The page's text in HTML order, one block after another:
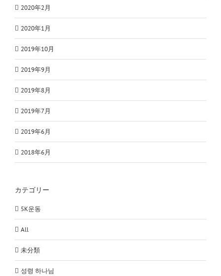
2020年2月
2020年1月
2019年10月
2019年9月
2019年8月
2019年7月
2019年6月
2018年6月
カテゴリー
5K운동
All
未分類
성령 하나님